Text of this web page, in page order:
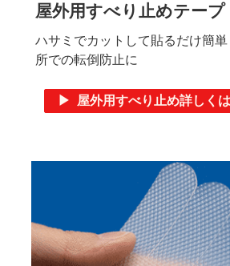
屋外用すべり止めテープ
ハサミでカットして貼るだけ簡
所での転倒防止に
▶ 屋外用すべり止め詳しく